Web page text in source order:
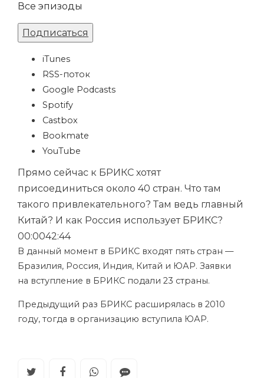
Все эпизоды
Подписаться
iTunes
RSS-поток
Google Podcasts
Spotify
Castbox
Bookmate
YouTube
Прямо сейчас к БРИКС хотят
присоединиться около 40 стран. Что там
такого привлекательного? Там ведь главный
Китай? И как Россия использует БРИКС?
00:0042:44
В данный момент в БРИКС входят пять стран —
Бразилия, Россия, Индия, Китай и ЮАР. Заявки
на вступление в БРИКС подали 23 страны.
Предыдущий раз БРИКС расширялась в 2010
году, тогда в организацию вступила ЮАР.